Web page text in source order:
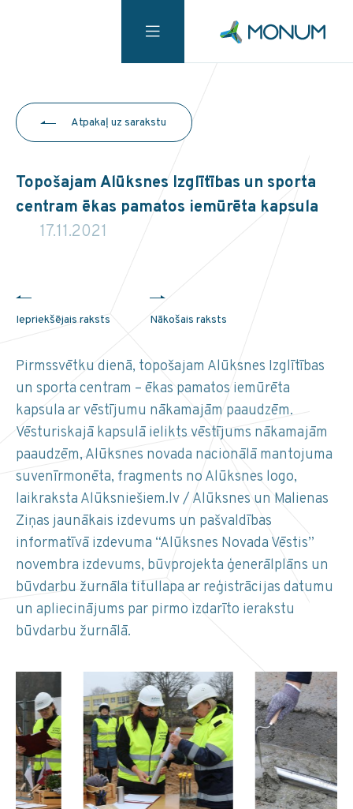
Atpakaļ uz sarakstu
Topošajam Alūksnes Izglītības un sporta
centram ēkas pamatos iemūrēta kapsula
17.11.2021
Iepriekšējais raksts Nākošais raksts
Pirmssvētku dienā, topošajam Alūksnes Izglītības
un sporta centram – ēkas pamatos iemūrēta
kapsula ar vēstījumu nākamajām paaudzēm.
Vēsturiskajā kapsulā ielikts vēstījums nākamajām
paaudzēm, Alūksnes novada nacionālā mantojuma
suvenīrmonēta, fragments no Alūksnes logo,
laikraksta Alūksniešiem.lv / Alūksnes un Malienas
Ziņas jaunākais izdevums un pašvaldības
informatīvā izdevuma “Alūksnes Novada Vēstis”
novembra izdevums, būvprojekta ģenerālplāns un
būvdarbu žurnāla titullapa ar reģistrācijas datumu
un apliecinājums par pirmo izdarīto ierakstu
būvdarbu žurnālā.